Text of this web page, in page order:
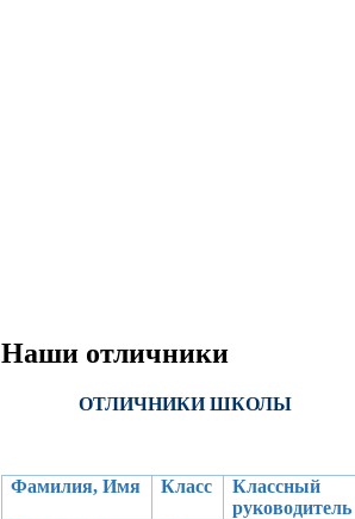
Наши отличники
ОТЛИЧНИКИ ШКОЛЫ
Фамилия, Имя Класс
Классный
руководитель